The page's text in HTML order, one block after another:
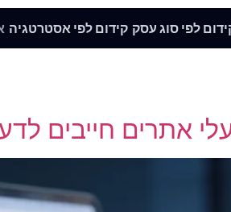
לפי סוג עסק קידום לפי אסטרטגיה
אתרים חייבים